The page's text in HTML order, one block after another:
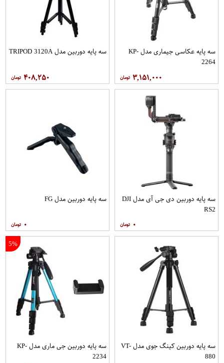
سه پایه عکاسی جیماری مدل KP-
2264
۳,۱۵۱,۰۰۰
سه پایه دوربین مدل TRIPOD 3120A
۴۰۸,۲۵۰
سه پایه دوربین دی جی آی مدل DJI
RS2
۰
سه پایه دوربین مدل FG
۰
سه پایه دوربین کینگ جوی مدل VT-
880
5%
سه پایه دوربین جی ماری مدل KP-
2234